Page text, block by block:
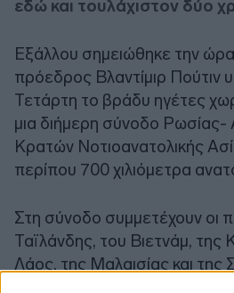
εδώ και τουλάχιστον δύο
Εξάλλου σημειώθηκε την
πρόεδρος Βλαντίμιρ Πούτιν
Τετάρτη το βράδυ ηγέτες
μια διήμερη σύνοδο
Κρατών Νοτιοανατολικής
περίπου 700 χιλιόμετρα
Στη σύνοδο συμμετέχουν οι
Ταϊλάνδης, του Βιετνάμ, της
Λάος, της Μαλαισίας και